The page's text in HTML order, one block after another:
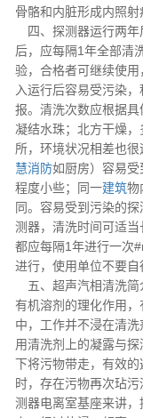
骨骼和内脏形成内照射
四、探测器运行两年
后，应每隔1年全部清
验，合格者可继续使
入运行后容易受污染
报。清洗次数应根据
凝结水珠；北方干燥
所，环境状况相差也
慧消防如厨房）容易
程度小些；同一建筑物
同。容易受到污染的
测器，清洗时间可适当
都应每隔1年进行一次
进行，使用单位不要自
五、超声汽相清洗
有机溶剂的理化作用
中，工作并不浸在清
用清洗剂上的凝露与
下将污物带走，有效
时，存在污物再次玷
测器电离室基座来讲